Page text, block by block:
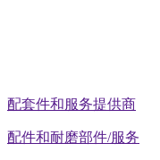
配套件和服务提供商
配件和耐磨部件/服务